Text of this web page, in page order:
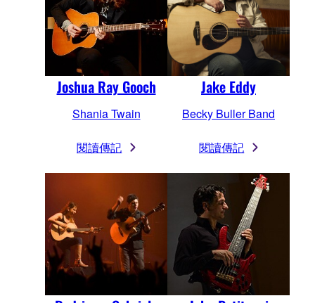
Joshua Ray Gooch
Shania Twain
閱讀傳記
Jake Eddy
Becky Buller Band
閱讀傳記